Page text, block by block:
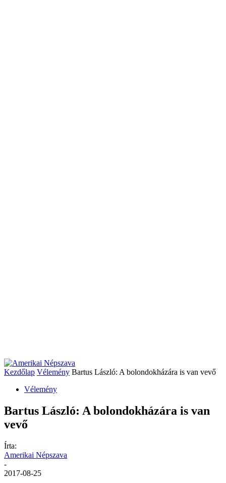
Kezdőlap Vélemény Bartus László: A bolondokházára is van vevő
Vélemény
Bartus László: A bolondokházára is van
vevő
Írta:
Amerikai Népszava
-
2017-08-25